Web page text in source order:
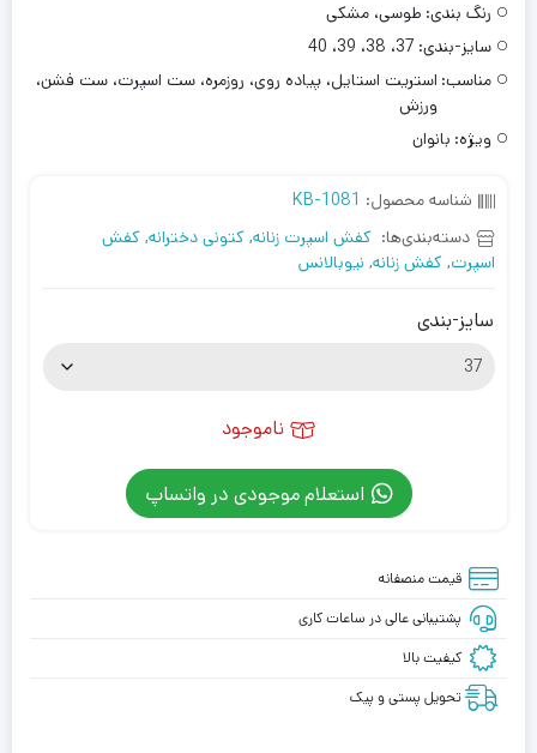
رنگ بندی: طوسی، مشکی
سایز-بندی: 37، 38، 39، 40
مناسب: استریت استایل، پیاده روی، روزمره، ست اسپرت، ست فشن،
ورزش
ویژه: بانوان
شناسه محصول: KB-1081
دسته‌بندی‌ها: کفش اسپرت زنانه, کتونی دخترانه, کفش
اسپرت, کفش زنانه, نیوبالانس
سایز-بندی
ناموجود
استعلام موجودی در واتساپ
قیمت منصفانه
پشتیبانی عالی در ساعات کاری
کیفیت بالا
تحویل پستی و پیک